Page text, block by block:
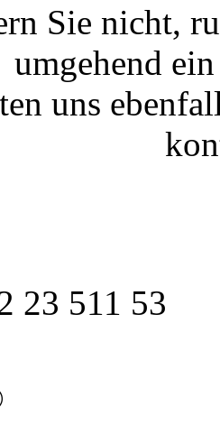
Sie nicht,
umgehend
uns
23 511 53